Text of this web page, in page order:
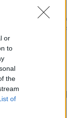
or
to
the
of
„Nu a